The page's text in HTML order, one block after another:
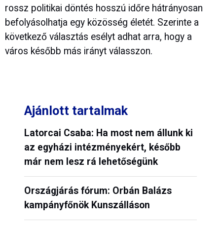
rossz politikai döntés hosszú időre hátrányosan
befolyásolhatja egy közösség életét. Szerinte a
következő választás esélyt adhat arra, hogy a
város később más irányt válasszon.
Ajánlott tartalmak
Latorcai Csaba: Ha most nem állunk ki
az egyházi intézményekért, később
már nem lesz rá lehetőségünk
Országjárás fórum: Orbán Balázs
kampányfőnök Kunszálláson